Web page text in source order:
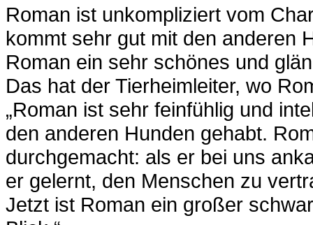
Roman ist unkompliziert vom
kommt sehr gut mit den anderen
Roman ein sehr schönes und
Das hat der Tierheimleiter, wo
„Roman ist sehr feinfühlig und
den anderen Hunden gehabt.
durchgemacht: als er bei uns
er gelernt, den Menschen zu
Jetzt ist Roman ein großer